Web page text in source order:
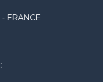
FRANCE